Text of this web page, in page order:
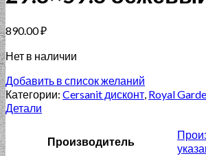
890.00₽
Нет в наличии
Добавить в список желаний
Категории: Cersanit дисконт, Royal
Детали
Производитель